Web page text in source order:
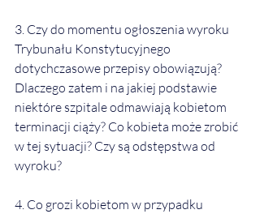
3. Czy do momentu ogłoszenia wyroku
Trybunału Konstytucyjnego
dotychczasowe przepisy obowiązują?
Dlaczego zatem i na jakiej podstawie
niektóre szpitale odmawiają kobietom
terminacji ciąży? Co kobieta może zrobić
w tej sytuacji? Czy są odstępstwa od
wyroku?
4. Co grozi kobietom w przypadku